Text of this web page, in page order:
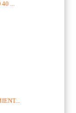
40 ...